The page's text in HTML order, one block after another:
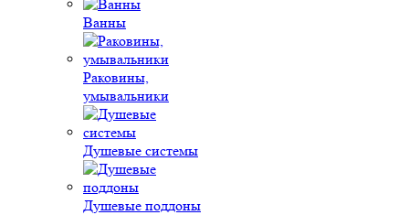
Ванны
Раковины,
умывальники
Душевые системы
Душевые поддоны